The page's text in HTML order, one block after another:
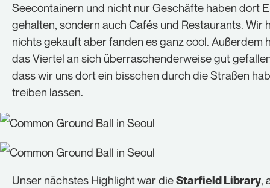
Seecontainern und nicht nur Geschäfte haben dort
gehalten, sondern auch Cafés und Restaurants. Wir
nichts gekauft aber fanden es ganz cool. Außerdem
das Viertel an sich überraschenderweise gut
dass wir uns dort ein bisschen durch die Straßen
treiben lassen.
Unser nächstes Highlight war dieStarfield Library,